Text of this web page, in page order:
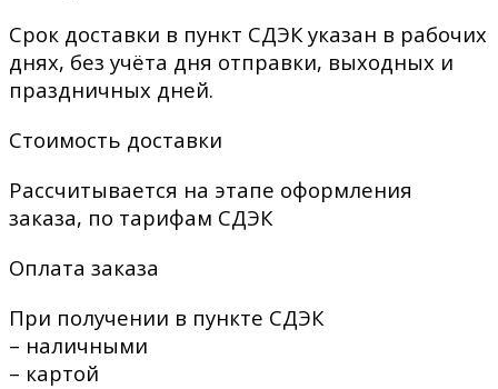
Срок доставки в пункт СДЭК указан в рабочих
днях, без учёта дня отправки, выходных и
праздничных дней.
Стоимость доставки
Рассчитывается на этапе оформления
заказа, по тарифам СДЭК
Оплата заказа
При получении в пункте СДЭК
– наличными
– картой